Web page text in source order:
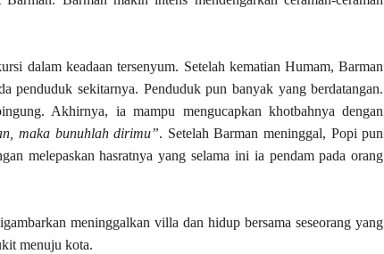
dalam keadaan tersenyum. Setelah kematian Humam, Barman
penduduk sekitarnya. Penduduk pun banyak yang berdatangan.
Akhirnya, ia mampu mengucapkan khotbahnya dengan
maka bunuhlah dirimu”. Setelah Barman meninggal, Popi pun
melepaskan hasratnya yang selama ini ia pendam pada orang
meninggalkan villa dan hidup bersama seseorang yang
menuju kota.